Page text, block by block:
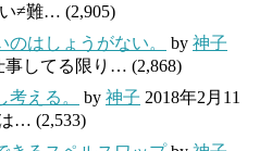
≠難… (2,905)
はしょうがない。
by 神子
事してる限り… (2,868)
える。
by 神子 2018年2月11
… (2,533)